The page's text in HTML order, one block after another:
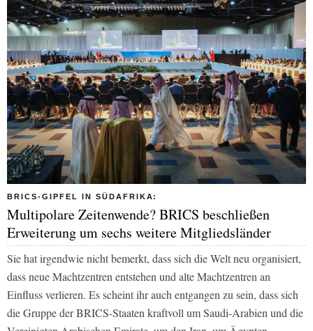
BRICS-GIPFEL IN SÜDAFRIKA:
Multipolare Zeitenwende? BRICS beschließen
Erweiterung um sechs weitere Mitgliedsländer
Sie hat irgendwie nicht bemerkt, dass sich die Welt neu organisiert,
dass neue Machtzentren entstehen und alte Machtzentren an
Einfluss verlieren. Es scheint ihr auch entgangen zu sein, dass sich
die Gruppe der BRICS-Staaten kraftvoll um Saudi-Arabien und die